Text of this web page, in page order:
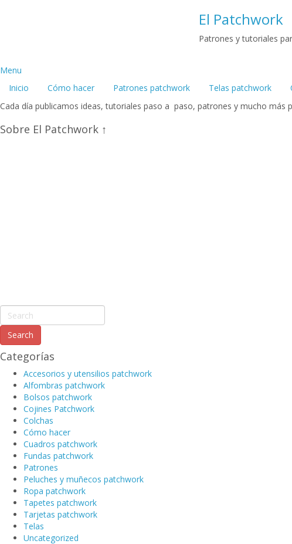
El Patchwork
Patrones y tutoriales
Menu
Inicio
Cómo hacer Patrones patchwork Telas patchwork
Cada día publicamos ideas, tutoriales paso a paso, patrones y mucho
Sobre El Patchwork ↑
Categorías
Accesorios y utensilios patchwork
Alfombras patchwork
Bolsos patchwork
Cojines Patchwork
Colchas
Cómo hacer
Cuadros patchwork
Fundas patchwork
Patrones
Peluches y muñecos patchwork
Ropa patchwork
Tapetes patchwork
Tarjetas patchwork
Telas
Uncategorized